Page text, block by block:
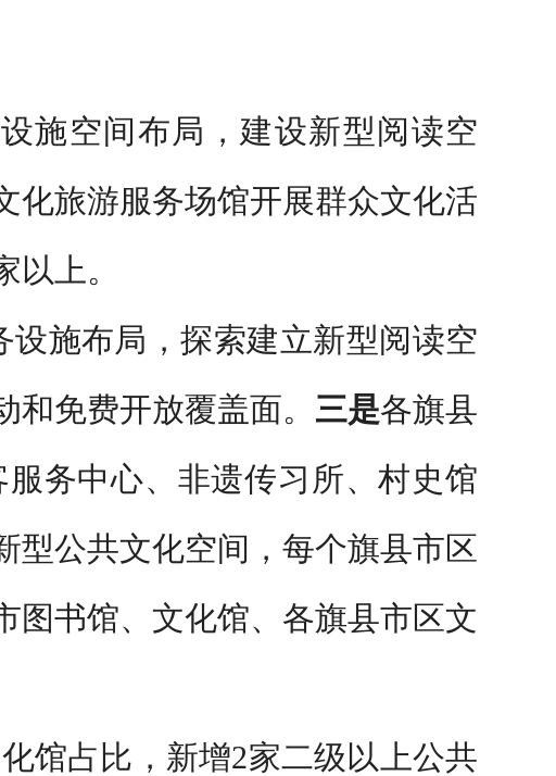
施空间布局，建设新型阅读空
化旅游服务场馆开展群众文化活
以上。
施布局，探索建立新型阅读空
免费开放覆盖面。 三是各旗县
服务中心、非遗传习所、村史馆
型公共文化空间，每个旗县市区
图书馆、文化馆、各旗县市区文
馆占比，新增2家二级以上公共